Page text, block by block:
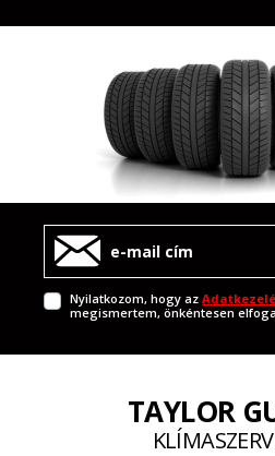
Nyilatkozom, hogy az
megismertem, önkéntesen
TAYLOR